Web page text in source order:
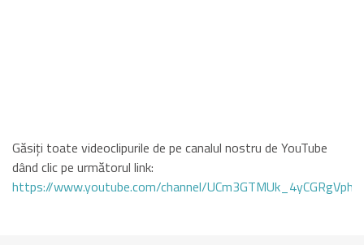
Găsiți toate videoclipurile de pe canalul nostru de YouTube
dând clic pe următorul link:
https://www.youtube.com/channel/